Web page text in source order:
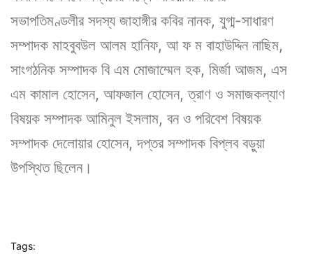
সভাপতিমণ্ডলীর সদস্য জাহাঙ্গীর কবির নানক, যুগ্ম-সাধারণ
সম্পাদক মাহবুবউল আলম হানিফ, আ ফ ম বাহাউদ্দিন নাছিম,
সাংগঠনিক সম্পাদক বি এম মোজাম্মেল হক, মির্জা আজম, এস
এম কামাল হোসেন, আফজাল হোসেন, ত্রাণ ও সমাজকল্যাণ
বিষয়ক সম্পাদক আমিনুল ইসলাম, বন ও পরিবেশ বিষয়ক
সম্পাদক দেলোয়ার হোসেন, দপ্তর সম্পাদক বিপ্লব বড়ুয়া
উপস্থিত ছিলেন।
Tags: